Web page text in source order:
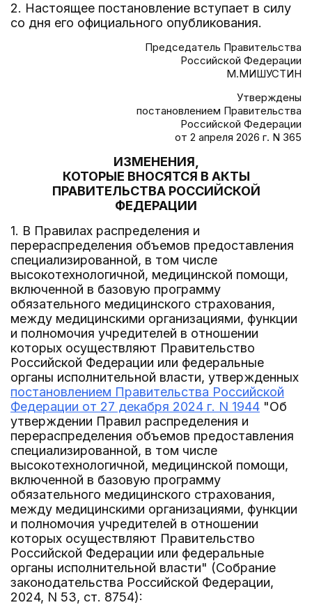
2. Настоящее постановление вступает в силу
со дня его официального опубликования.
Председатель Правительства
Российской Федерации
М.МИШУСТИН
Утверждены
постановлением Правительства
Российской Федерации
от 2 апреля 2026 г. N 365
ИЗМЕНЕНИЯ,
КОТОРЫЕ ВНОСЯТСЯ В АКТЫ
ПРАВИТЕЛЬСТВА РОССИЙСКОЙ
ФЕДЕРАЦИИ
1. В Правилах распределения и
перераспределения объемов предоставления
специализированной, в том числе
высокотехнологичной, медицинской помощи,
включенной в базовую программу
обязательного медицинского страхования,
между медицинскими организациями, функции
и полномочия учредителей в отношении
которых осуществляют Правительство
Российской Федерации или федеральные
органы исполнительной власти, утвержденных
постановлением Правительства Российской
Федерации от 27 декабря 2024 г. N 1944 "Об
утверждении Правил распределения и
перераспределения объемов предоставления
специализированной, в том числе
высокотехнологичной, медицинской помощи,
включенной в базовую программу
обязательного медицинского страхования,
между медицинскими организациями, функции
и полномочия учредителей в отношении
которых осуществляют Правительство
Российской Федерации или федеральные
органы исполнительной власти" (Собрание
законодательства Российской Федерации,
2024, N 53, ст. 8754):